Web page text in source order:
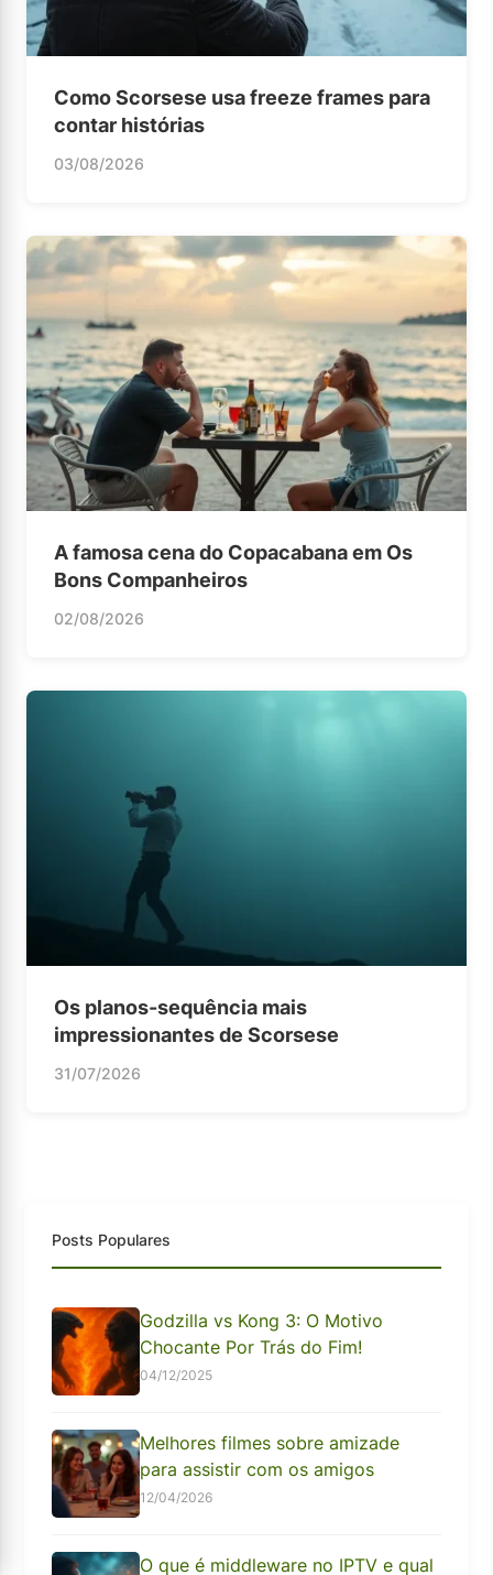
Como Scorsese usa freeze frames para
contar histórias
03/08/2026
A famosa cena do Copacabana em Os
Bons Companheiros
02/08/2026
Os planos-sequência mais
impressionantes de Scorsese
31/07/2026
Posts Populares
Godzilla vs Kong 3: O Motivo
Chocante Por Trás do Fim!
04/12/2025
Melhores filmes sobre amizade
para assistir com os amigos
12/04/2026
O que é middleware no IPTV e qual